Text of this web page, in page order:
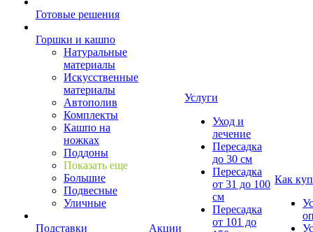
Готовые решения
Горшки и кашпо
Натуральные
материалы
Искусственные
материалы
Автополив
Комплекты
Кашпо на
ножках
Поддоны
Показать еще
Большие
Подвесные
Уличные
Подставки
Акции
Услуги
Уход и
лечение
Пересадка
до 30 см
Пересадка
от 31 до 100
см
Пересадка
от 101 до
Как